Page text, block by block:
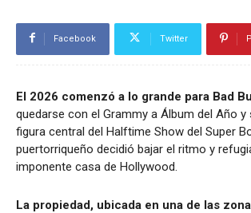
Facebook Twitter
El 2026 comenzó a lo grande para Bad
quedarse con el Grammy a Álbum del Año
figura central del Halftime Show del Super
puertorriqueño decidió bajar el ritmo y
imponente casa de Hollywood.
La propiedad, ubicada en una de las